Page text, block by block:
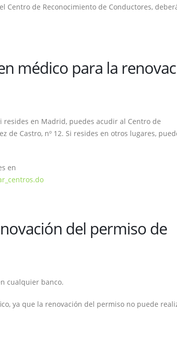
Centro de Reconocimiento de Conductores,
médico para la
en Madrid, puedes acudir al Centro de
de Castro, nº 12. Si resides en otros lugares,
en
del permiso de
cualquier banco.
ya que la renovación del permiso no puede